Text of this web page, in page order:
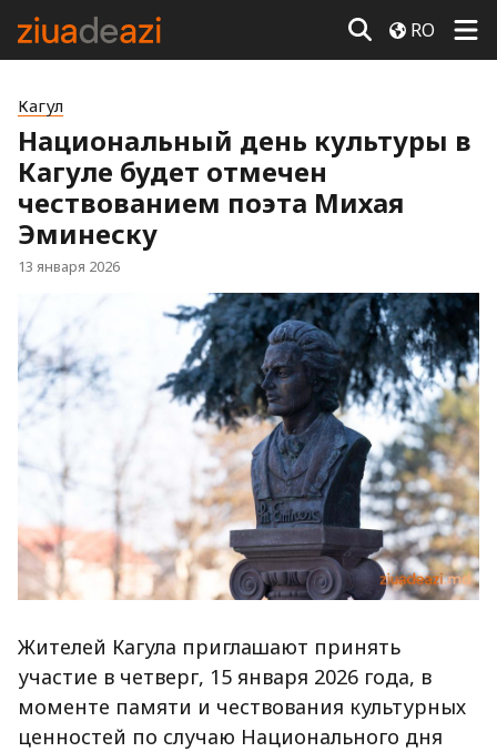
RO
Кагул
Национальный день культуры в
Кагуле будет отмечен
чествованием поэта Михая
Эминеску
13 января 2026
Жителей Кагула приглашают принять
участие в четверг, 15 января 2026 года, в
моменте памяти и чествования культурных
ценностей по случаю Национального дня